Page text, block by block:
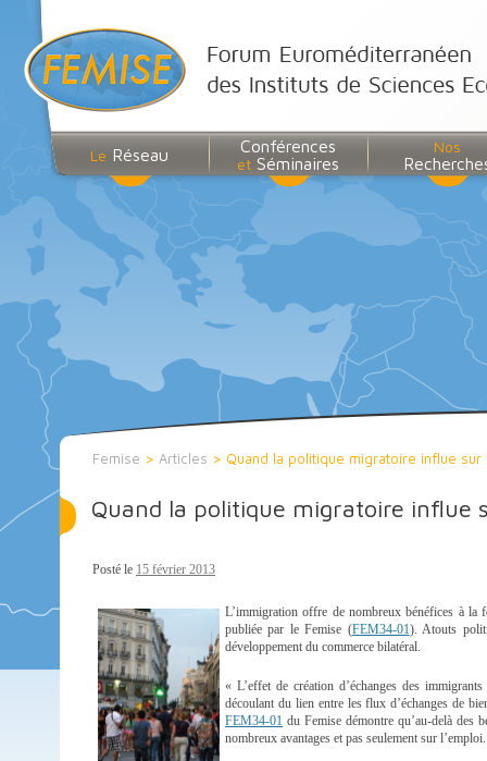
Le Réseau Conférences
et Séminaires
Nos
Femise > Articles > Quand la politique migratoire influe
Quand la politique migratoire influe
Posté le 15 février 2013
L’immigration offre de nombreux bénéfices à la
publiée par le Femise (FEM34-01). Atouts
développement du commerce bilatéral.
« L’effet de création d’échanges des
découlant du lien entre les flux d’échanges de
FEM34-01 du Femise démontre qu’au-delà des
nombreux avantages et pas seulement sur l’emploi.